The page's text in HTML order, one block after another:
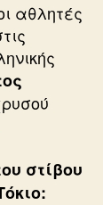
αθλητές
στίβου